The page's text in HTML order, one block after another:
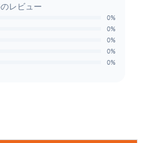
レビュー
0%
0%
0%
0%
0%